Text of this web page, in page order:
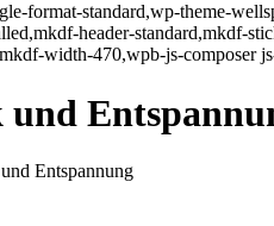
format-standard,wp-theme-
header-standard,mkdf-
width-470,wpb-js-composer
Entspannung